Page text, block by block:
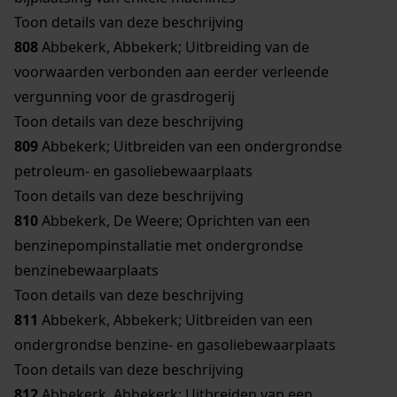
Toon details van deze beschrijving
808Abbekerk, Abbekerk; Uitbreiding van de
voorwaarden verbonden aan eerder verleende
vergunning voor de grasdrogerij
Toon details van deze beschrijving
809Abbekerk; Uitbreiden van een ondergrondse
petroleum- en gasoliebewaarplaats
Toon details van deze beschrijving
810Abbekerk, De Weere; Oprichten van een
benzinepompinstallatie met ondergrondse
benzinebewaarplaats
Toon details van deze beschrijving
811 Abbekerk, Abbekerk; Uitbreiden van een
ondergrondse benzine- en gasoliebewaarplaats
Toon details van deze beschrijving